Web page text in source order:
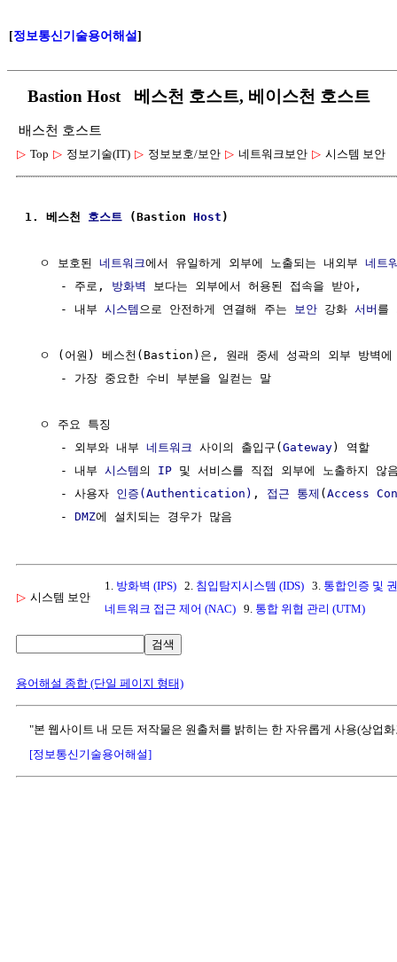
[정보통신기술용어해설]
Bastion Host 베스천 호스트, 베이스천 호스트
배스천 호스트
▷ Top ▷ 정보기술(IT) ▷ 정보보호/보안 ▷ 네트워크보안 ▷ 시스템 보안
1. 베스천 호스트 (Bastion Host )
  ㅇ 보호된
네트워크에서 유일하게 외부에 노출되는 내외부 네트
     - 주로,
방화벽
보다는 외부에서 허용된 접속을 받아,
     - 내부
시스템 으로 안전하게 연결해 주는 보안 강화 서버 를
ㅇ (어원) 베스천(Bastion)은, 원래 중세 성곽의 외부 방벽에
     - 가장 중요한 수비 부분을 일컫는 말
  ㅇ 주요 특징
     - 외부와 내부
네트워크 사이의 출입구(Gateway) 역할
     - 내부
시스템 의 IP 및 서비스를 직접 외부에 노출하지 않
     - 사용자
인증(Authentication) , 접근 통제 (Access
     -
DMZ
▷ 시스템 보안
1. 방화벽 (IPS) 2. 침입탐지시스템 (IDS) 3. 통합인증 및
네트워크 접근 제어 (NAC) 9. 통합 위협 관리 (UTM)
검색
용어해설 종합 (단일 페이지 형태)
"본 웹사이트 내 모든 저작물은 원출처를 밝히는 한 자유롭게 사용(상업
[정보통신기술용어해설]